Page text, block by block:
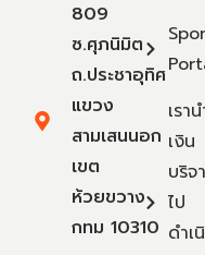
809
ซ.ศุภนิมิต
ถ.ประชาอุทิศ
แขวง
สามเสนนอก
เขต
ห้วยขวาง
กทม 10310
เรา
เงิน
บริจ
ไป
ดำเ